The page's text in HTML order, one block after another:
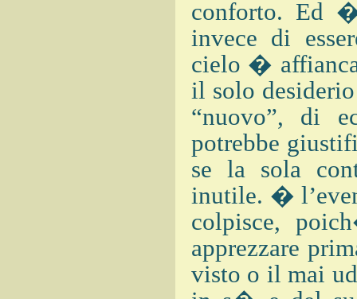
conforto. Ed
invece di
cielo �
il solo
“nuovo”, di
potrebbe
se la sola
inutile. �
colpisce,
apprezzare
visto o il mai